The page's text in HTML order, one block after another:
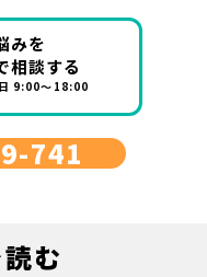
みを
相談する
9:00～18:00
741
む